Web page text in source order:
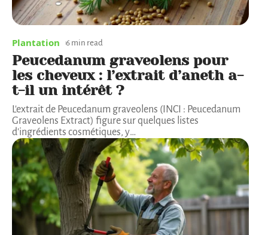
Plantation 6 min read
Peucedanum graveolens pour
les cheveux : l’extrait d’aneth a-
t-il un intérêt ?
L'extrait de Peucedanum graveolens (INCI : Peucedanum
Graveolens Extract) figure sur quelques listes
d'ingrédients cosmétiques, y…